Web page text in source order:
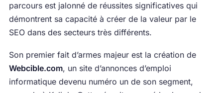
parcours est jalonné de réussites significatives qui
démontrent sa capacité à créer de la valeur par le
SEO dans des secteurs très différents.
Son premier fait d’armes majeur est la création de
Webcible.com, un site d’annonces d’emploi
informatique devenu numéro un de son segment,